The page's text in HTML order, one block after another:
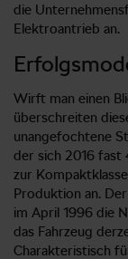
die
Elektroantrieb an.
Wirft man einen
überschreiten
unangefochtene
der sich 2016 fast
zur
Produktion an.
im April 1996 die
das Fahrzeug
Charakteristisch